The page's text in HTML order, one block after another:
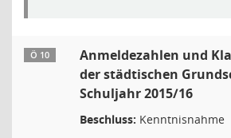
Ö 10
Anmeldezahlen und
der städtischen
Schuljahr 2015/16
Beschluss: Kenntnisnahme